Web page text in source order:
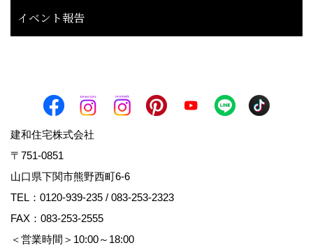
イベント報告
建和住宅株式会社
〒751-0851
山口県下関市熊野西町6-6
TEL： 0120-939-235 / 083-253-2323
FAX：083-253-2555
＜営業時間＞10:00～18:00